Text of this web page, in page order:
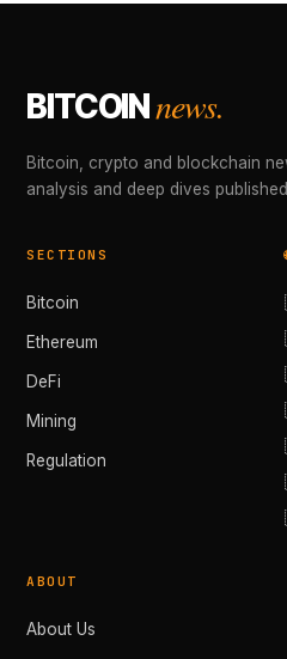
BITCOINnews.
Bitcoin, crypto and blockchain
analysis and deep dives
SECTIONS
Bitcoin
Ethereum
DeFi
Mining
Regulation
ABOUT
About Us